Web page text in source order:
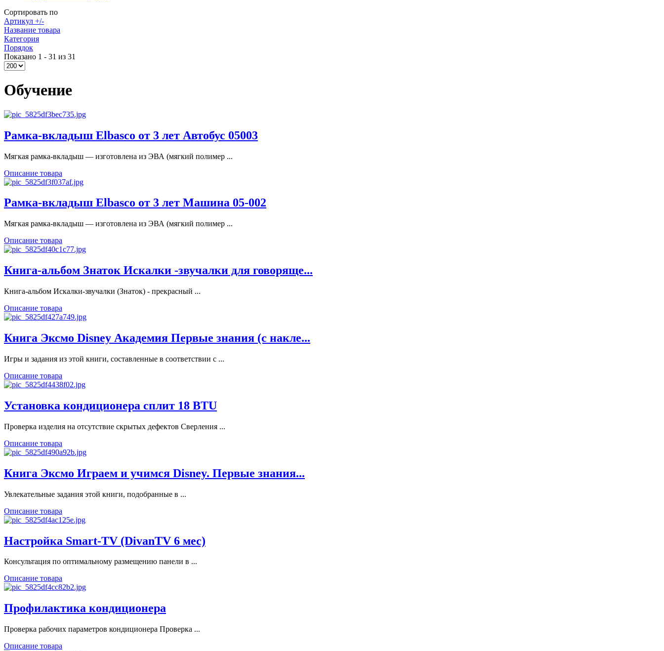
Сортировать по
Артикул +/-
Название товара
Категория
Порядок
Показано 1 - 31 из 31
Обучение
Рамка-вкладыш Elbasco от 3 лет Автобус 05003
Мягкая рамка-вкладыш — изготовлена из ЭВА (мягкий полимер ...
Описание товара
Рамка-вкладыш Elbasco от 3 лет Машина 05-002
Мягкая рамка-вкладыш — изготовлена из ЭВА (мягкий полимер ...
Описание товара
Книга-альбом Знаток Искалки -звучалки для говоряще...
Книга-альбом Искалки-звучалки (Знаток) - прекрасный ...
Описание товара
Книга Эксмо Disney Академия Первые знания (с накле...
Игры и задания из этой книги, составленные в соответствии с ...
Описание товара
Установка кондиционера сплит 18 BTU
Проверка изделия на отсутствие скрытых дефектов Сверления ...
Описание товара
Книга Эксмо Играем и учимся Disney. Первые знания...
Увлекательные задания этой книги, подобранные в ...
Описание товара
Настройка Smart-TV (DivanTV 6 мес)
Консультация по оптимальному размещению панели в ...
Описание товара
Профилактика кондиционера
Проверка рабочих параметров кондиционера Проверка ...
Описание товара